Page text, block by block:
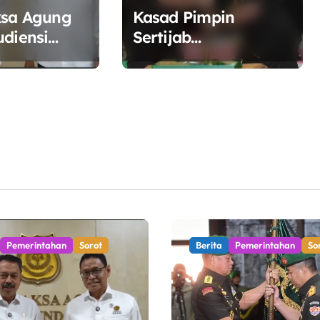
Agung
Kasad Pimpin
Sertijab
Danpuspomad dan
Pemerintahan Sorot Berita Pemerintahan